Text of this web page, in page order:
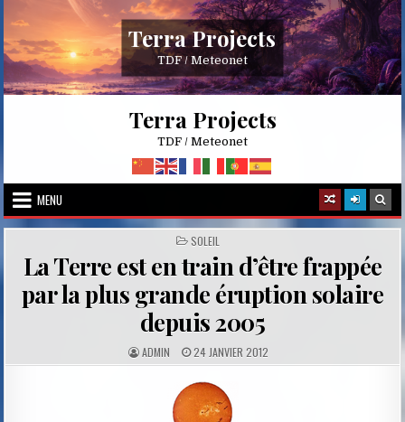
content
Terra Projects
TDF / Meteonet
Terra Projects
TDF / Meteonet
MENU
POSTED
IN
SOLEIL
La Terre est en train d’être frappée
par la plus grande éruption solaire
depuis 2005
A
U
ADMIN P
U
L
I
24 JANVIER 2012